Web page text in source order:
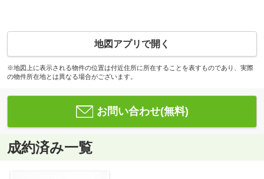
地図アプリで開く
※地図上に表示される物件の位置は付近住所に所在することを表すものであり、実際
の物件所在地とは異なる場合がございます。
お問い合わせ(無料)
成約済み一覧